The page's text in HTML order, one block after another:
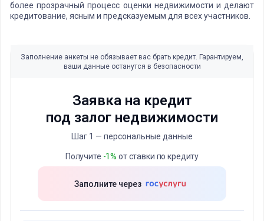
более прозрачный процесс оценки недвижимости и делают
кредитование, ясным и предсказуемым для всех участников.
Заполнение анкеты не обязывает вас брать кредит. Гарантируем,
ваши данные останутся в безопасности
Заявка на кредит
под залог недвижимости
Шаг 1 — персональные данные
Получите -1% от ставки по кредиту
Заполните через